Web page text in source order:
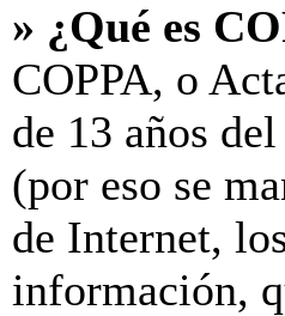
» ¿Qué es
COPPA, o
de 13 años
(por eso se
de Internet,
información,